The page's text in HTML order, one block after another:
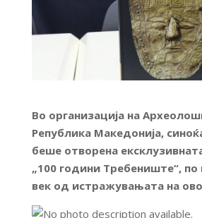
Во организација на
Република Македонија,
беше отворена
„100 години Требениште“,
век од истражувањата на